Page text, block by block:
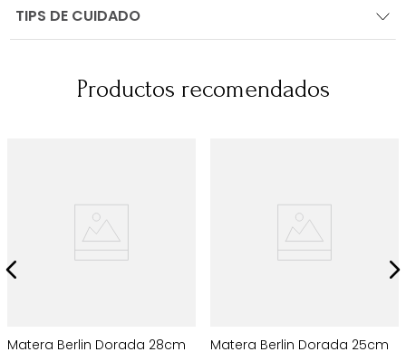
TIPS DE CUIDADO
Productos recomendados
Matera Berlin Dorada 28cm
Matera Berlin Dorada 25cm